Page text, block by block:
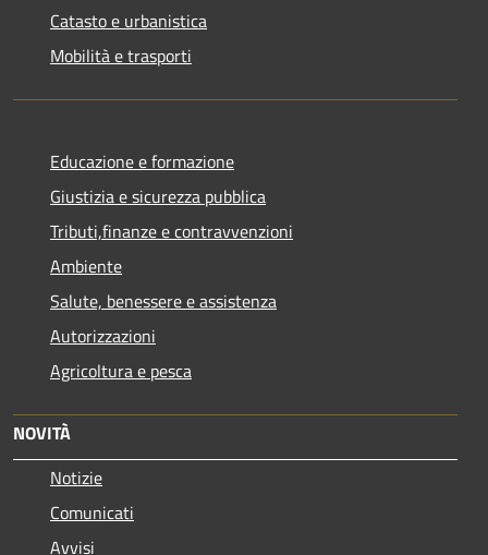
Catasto e urbanistica
Mobilità e trasporti
Educazione e formazione
Giustizia e sicurezza pubblica
Tributi,finanze e contravvenzioni
Ambiente
Salute, benessere e assistenza
Autorizzazioni
Agricoltura e pesca
NOVITÀ
Notizie
Comunicati
Avvisi